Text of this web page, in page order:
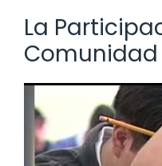
La
Comunidad